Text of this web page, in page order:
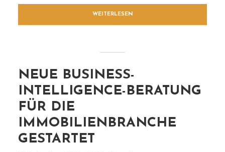
WEITERLESEN
NEUE BUSINESS-
INTELLIGENCE-BERATUNG
FÜR DIE
IMMOBILIENBRANCHE
GESTARTET